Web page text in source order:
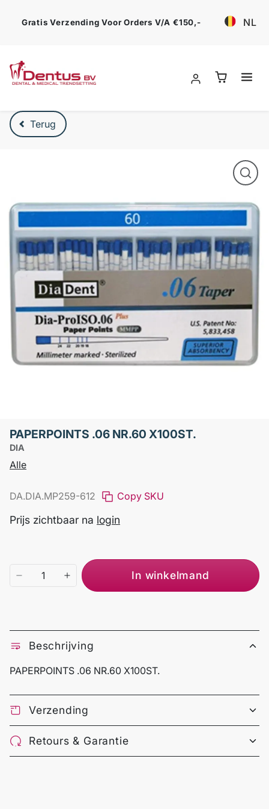
Gratis Verzending Voor Orders V/a €150,- NL
Verder naar product beschrijving
Terug
PAPERPOINTS .06 NR.60 X100ST.
DIA
Alle
DA.DIA.MP259-612 Copy SKU
Prijs zichtbaar na login
In winkelmand
Beschrijving
PAPERPOINTS .06 NR.60 X100ST.
Verzending
Retours & Garantie